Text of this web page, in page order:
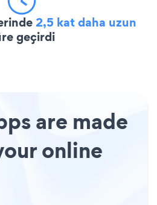
2,5 kat daha uzun
geçirdi
are made
online